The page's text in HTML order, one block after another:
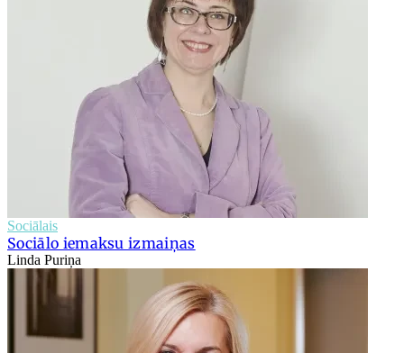
Sociālais
Sociālo iemaksu izmaiņas
Linda Puriņa